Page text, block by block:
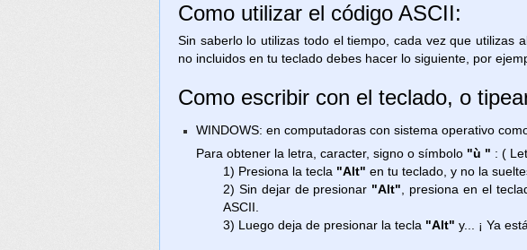
Como utilizar el código ASCII:
Sin saberlo lo utilizas todo el tiempo, cada vez que utilizas
no incluidos en tu teclado debes hacer lo siguiente, por
Como escribir con el teclado, o
WINDOWS: en computadoras con sistema operativo
Para obtener la letra, caracter, signo o símbolo "ù " : (
1) Presiona la tecla "Alt" en tu teclado, y no la
2) Sin dejar de presionar "Alt" , presiona en el
ASCII.
3) Luego deja de presionar la tecla "Alt" y... ¡ Ya